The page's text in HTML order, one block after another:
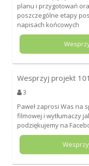
planu i przygotowań
poszczególne etapy
napisach końcowych
Wesprzyj projekt 101
3
Paweł zaprosi Was na
filmowej i wytłumaczy
podziękujemy na